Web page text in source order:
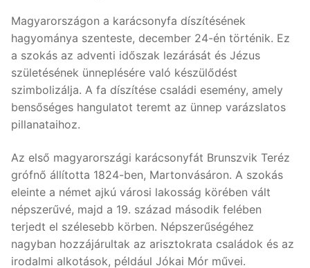
Magyarországon a karácsonyfa díszítésének
hagyománya szenteste, december 24-én történik. Ez
a szokás az adventi időszak lezárását és Jézus
születésének ünneplésére való készülődést
szimbolizálja. A fa díszítése családi esemény, amely
bensőséges hangulatot teremt az ünnep varázslatos
pillanataihoz.
Az első magyarországi karácsonyfát Brunszvik Teréz
grófnő állította 1824-ben, Martonvásáron. A szokás
eleinte a német ajkú városi lakosság körében vált
népszerűvé, majd a 19. század második felében
terjedt el szélesebb körben. Népszerűségéhez
nagyban hozzájárultak az arisztokrata családok és az
irodalmi alkotások, például Jókai Mór művei.